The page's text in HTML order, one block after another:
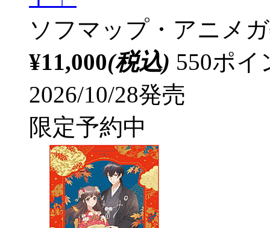
ソフマップ・アニメ
¥11,000(税込) 550ポ
2026/10/28発売
限定予約中